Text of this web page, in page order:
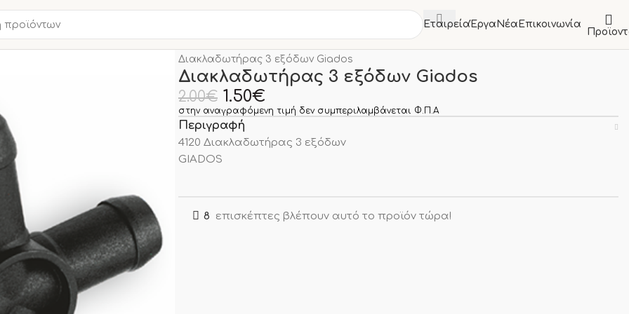
Εταιρεία Έργα Νέα Επικοινωνία
Διακλαδωτήρας 3 εξόδων Giados
Διακλαδωτήρας 3 εξόδων Giados
2.00€ 1.50€
στην αναγραφόμενη τιμή δεν συμπεριλαμβάνεται Φ.Π.Α
Περιγραφή
4120 Διακλαδωτήρας 3 εξόδων
GIADOS
8 επισκέπτες βλέπουν αυτό το προϊόν τώρα!